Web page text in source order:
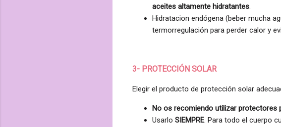
aceites altamente hidratantes.
Hidratacion endógena (beber mucha
termorregulación para perder calor y
3- PROTECCIÓN SOLAR
Elegir el producto de protección solar
No os recomiendo utilizar protectores
Usarlo SIEMPRE. Para todo el cuerpo